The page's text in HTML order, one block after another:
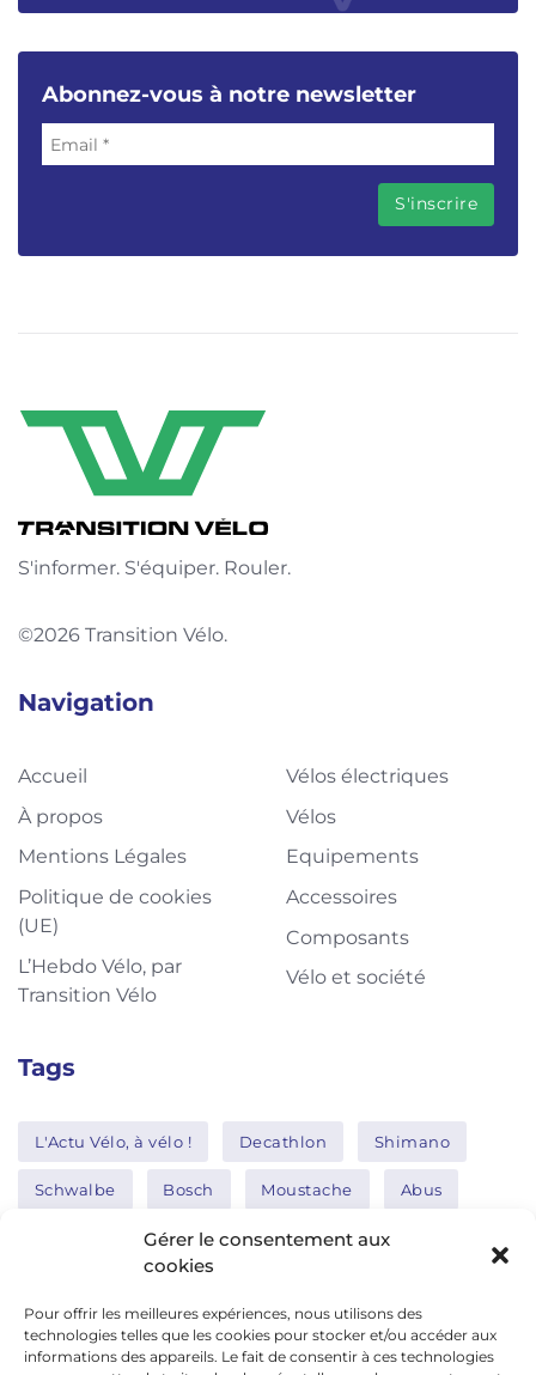
Gérer le consentement aux
cookies
Pour offrir les meilleures expériences, nous utilisons des
technologies telles que les cookies pour stocker et/ou accéder aux
informations des appareils. Le fait de consentir à ces technologies
Abonnez-vous à notre newsletter
S'informer. S'équiper. Rouler.
©2026 Transition Vélo.
Navigation
Accueil
À propos
Mentions Légales
Politique de cookies
(UE)
L’Hebdo Vélo, par
Transition Vélo
Vélos électriques
Vélos
Equipements
Accessoires
Composants
Vélo et société
Tags
L'Actu Vélo, à vélo ! Decathlon Shimano
Schwalbe Bosch Moustache Abus
Thule Nakamura
Réseaux sociaux